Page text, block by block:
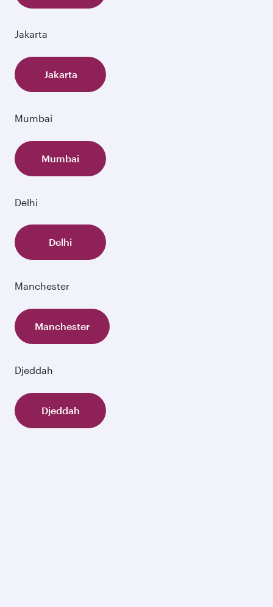
Jakarta
Jakarta
Mumbai
Mumbai
Delhi
Delhi
Manchester
Manchester
Djeddah
Djeddah